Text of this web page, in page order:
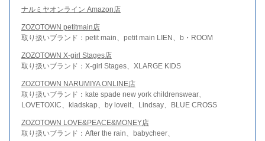
ナルミヤオンライン Amazon店
ZOZOTOWN petitmain店
取り扱いブランド：petit main、petit main LIEN、b・ROOM
ZOZOTOWN X-girl Stages店
取り扱いブランド：X-girl Stages、XLARGE KIDS
ZOZOTOWN NARUMIYA ONLINE店
取り扱いブランド：kate spade new york childrenswear、
LOVETOXIC、kladskap、by loveit、Lindsay、BLUE CROSS
ZOZOTOWN LOVE&PEACE&MONEY店
取り扱いブランド：After the rain、babycheer、